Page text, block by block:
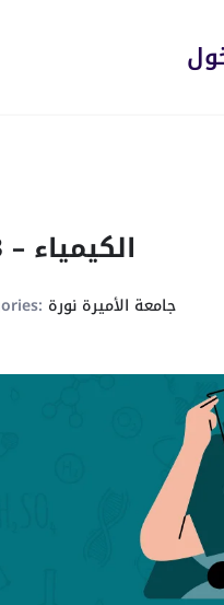
Chemistry 103 – الكيمياء
جامعة الأميرة نورة